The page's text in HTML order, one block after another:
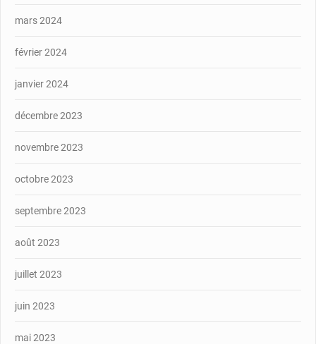
mars 2024
février 2024
janvier 2024
décembre 2023
novembre 2023
octobre 2023
septembre 2023
août 2023
juillet 2023
juin 2023
mai 2023